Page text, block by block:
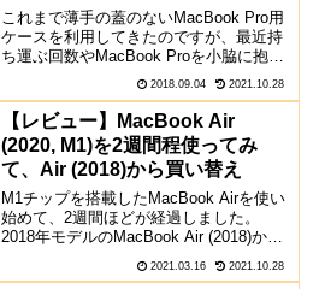
ビュー
これまで薄手の蓋のないMacBook Pro用
ケースを利用してきたのですが、最近持
ち運ぶ回数やMacBook Proを小脇に抱え
て移動することが増えたので、ケースを
新調してみました。購入したのはNuAns
NEOシリーズで有名？なトリニティ...
2018.09.04 2021.10.28
【レビュー】MacBook Air
(2020, M1)を2週間程使ってみ
て、Air (2018)から買い替え
M1チップを搭載したMacBook Airを使い
始めて、2週間ほどが経過しました。
2018年モデルのMacBook Air (2018)から
Air (2020, M1)に買い替えました。
MacBook Air (2018)→Air (202...
2021.03.16 2021.10.28